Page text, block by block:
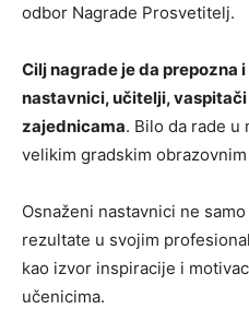
odbor Nagrade Prosvetitelj.
Cilj nagrade je da
nastavnici, učitelji,
zajednicama. Bilo da rade u
velikim gradskim
Osnaženi nastavnici ne
rezultate u svojim
kao izvor inspiracije i
učenicima.